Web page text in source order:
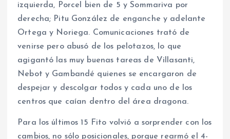
izquierda, Porcel bien de 5 y Sommariva por
derecha; Pitu González de enganche y adelante
Ortega y Noriega. Comunicaciones trató de
venirse pero abusó de los pelotazos, lo que
agigantó las muy buenas tareas de Villasanti,
Nebot y Gambandé quienes se encargaron de
despejar y descolgar todos y cada uno de los
centros que caían dentro del área dragona.
Para los últimos 15 Fito volvió a sorprender con los
cambios, no sólo posicionales, porque rearmó el 4-